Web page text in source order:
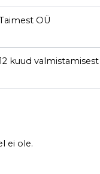
OÜ
kuud valmistamisest
ei ole.